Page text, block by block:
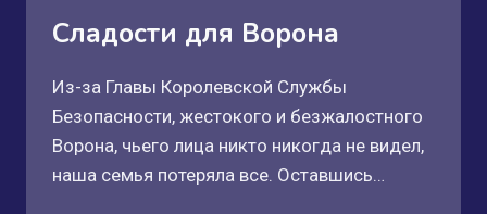
Сладости для Ворона
Из-за Главы Королевской Службы
Безопасности, жестокого и безжалостного
Ворона, чьего лица никто никогда не видел,
наша семья потеряла все. Оставшись…